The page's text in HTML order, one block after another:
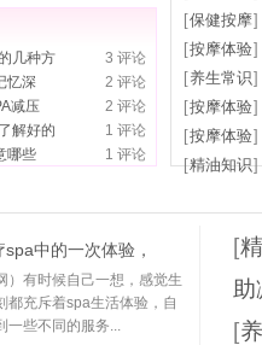
3 评论
几种方
2 评论
忆深
2 评论
减压
1 评论
解好的
1 评论
哪些
[保健按摩]
[按摩体验]
[养生常识]
[按摩体验]
[按摩体验]
[精油知识]
中的一次体验，
）有时候自己一想，感觉生
都充斥着spa生活体验，自
一些不同的服务...
[
[